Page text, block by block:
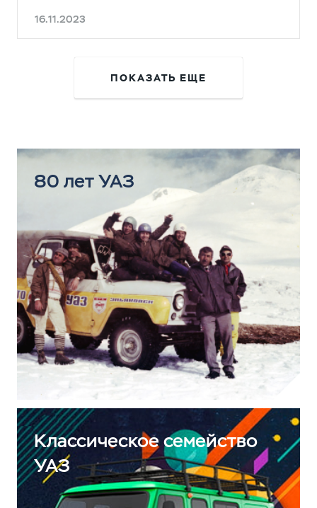
16.11.2023
ПОКАЗАТЬ ЕЩЕ
80 лет УАЗ
Классическое семейство
УАЗ